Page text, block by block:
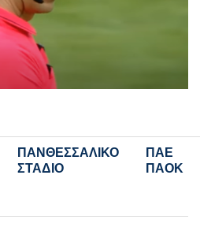
ΠΑΝΘΕΣΣΑΛΙΚΟ
ΣΤΑΔΙΟ
ΠΑΕ
ΠΑΟΚ